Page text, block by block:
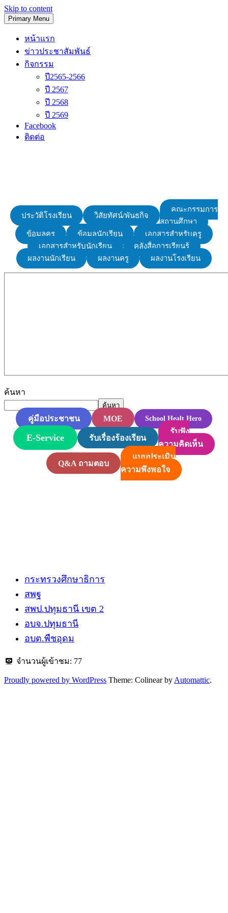
Skip to content
Primary Menu
หน้าแรก
ข่าวประชาสัมพันธ์
กิจกรรม
ปี2565-2566
ปี 2567
ปี 2568
ปี 2569
Facebook
ติดต่อ
ประวัติโรงเรียน วิสัยทัศน์/พันธกิจ
คณะกรรมการ
สถานศึกษา
ข้อมูลครู
ข้อมูลนักเรียน
เอกสารสำหรับครู
เอกสารสำหรับนักเรียน
คลังสื่อการเรียนรู้
ผลงานนักเรียน
ผลงานครู ผลงานโรงเรียน
ค้นหา
ค้นหา
คู่มือประชาชน MOE School Healt Hero
E-Service รับเรื่องร้องเรียน
รับฟัง
ความคิดเห็น
Q&A ถามตอบ
แบบประเมิน
ความพึงพอใจ
กระทรวงศึกษาธิการ
สพฐ
สพป.ปทุมธานี​ เขต 2
อบจ.ปทุมธานี
อบต.พืชอุดม
จำนวนผู้เข้าชม: 77
Proudly powered by WordPress Theme: Colinear by Automattic.